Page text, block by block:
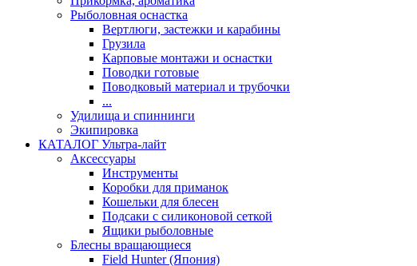
Рыболовная оснастка
Вертлюги, застежки и карабины
Грузила
Карповые монтажи и оснастки
Поводки готовые
Поводковый материал и трубочки
...
Удилища и спиннинги
Экипировка
КАТАЛОГ Ультра-лайт
Аксессуары
Инструменты
Коробки для приманок
Кошельки для блесен
Подсаки с силиконовой сеткой
Ящики рыболовные
Блесны вращающиеся
Field Hunter (Япония)